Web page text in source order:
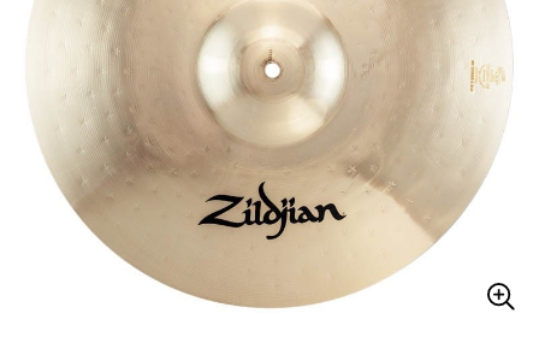
キーボード 電子ピアノ
管楽器 その他楽器
アンプ エフェクター